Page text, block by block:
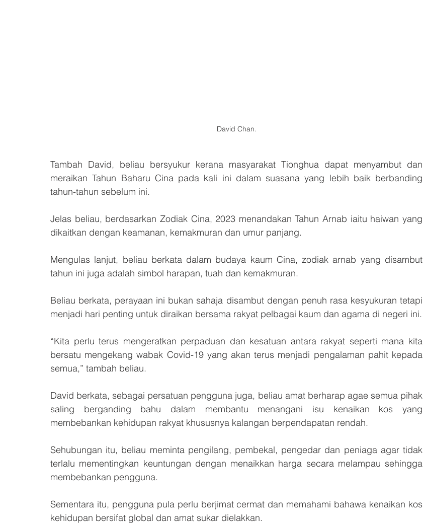
David Chan.
Tambah David, beliau bersyukur kerana masyarakat Tionghua dapat menyambut dan
meraikan Tahun Baharu Cina pada kali ini dalam suasana yang lebih baik berbanding
tahun-tahun sebelum ini.
Jelas beliau, berdasarkan Zodiak Cina, 2023 menandakan Tahun Arnab iaitu haiwan yang
dikaitkan dengan keamanan, kemakmuran dan umur panjang.
Mengulas lanjut, beliau berkata dalam budaya kaum Cina, zodiak arnab yang disambut
tahun ini juga adalah simbol harapan, tuah dan kemakmuran.
Beliau berkata, perayaan ini bukan sahaja disambut dengan penuh rasa kesyukuran tetapi
menjadi hari penting untuk diraikan bersama rakyat pelbagai kaum dan agama di negeri ini.
“Kita perlu terus mengeratkan perpaduan dan kesatuan antara rakyat seperti mana kita
bersatu mengekang wabak Covid-19 yang akan terus menjadi pengalaman pahit kepada
semua,” tambah beliau.
David berkata, sebagai persatuan pengguna juga, beliau amat berharap agae semua pihak
saling berganding bahu dalam membantu menangani isu kenaikan kos yang
membebankan kehidupan rakyat khususnya kalangan berpendapatan rendah.
Sehubungan itu, beliau meminta pengilang, pembekal, pengedar dan peniaga agar tidak
terlalu mementingkan keuntungan dengan menaikkan harga secara melampau sehingga
membebankan pengguna.
Sementara itu, pengguna pula perlu berjimat cermat dan memahami bahawa kenaikan kos
kehidupan bersifat global dan amat sukar dielakkan.